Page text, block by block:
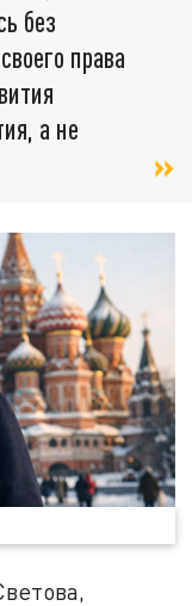
без
права
а не